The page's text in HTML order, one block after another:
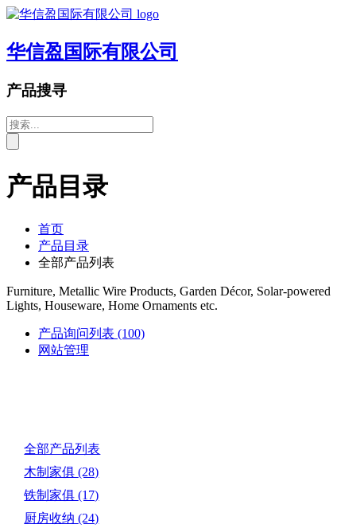
华信盈国际有限公司
产品搜寻
产品目录
首页
产品目录
全部产品列表
Furniture, Metallic Wire Products, Garden Décor, Solar-powered
Lights, Houseware, Home Ornaments etc.
产品询问列表 (100)
网站管理
全部产品列表
木制家俱(28)
铁制家俱(17)
厨房收纳(24)